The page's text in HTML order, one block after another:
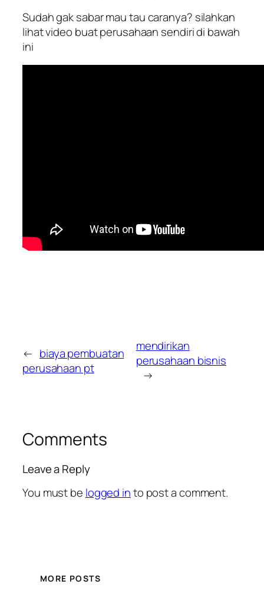
Sudah gak sabar mau tau caranya? silahkan
lihat video buat perusahaan sendiri di bawah
ini
← biaya pembuatan
perusahaan pt
mendirikan
perusahaan bisnis
→
Comments
Leave a Reply
You must be logged into post a comment.
MORE POSTS